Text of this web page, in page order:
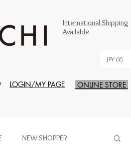
International Shipping
Available
JPY (¥)
LOGIN/MY PAGE ONLINE STORE
NEW SHOPPER